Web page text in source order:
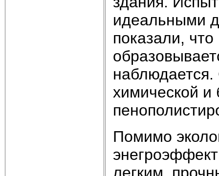
идеальными
показали,
химической и
Помимо
легким,